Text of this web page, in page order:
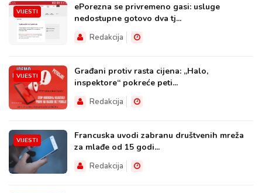
VIJESTI
ePorezna se privremeno gasi: usluge
nedostupne gotovo dva tj...
Redakcija
VIJESTI
Građani protiv rasta cijena: „Halo,
inspektore“ pokreće peti...
Redakcija
VIJESTI
Francuska uvodi zabranu društvenih mreža
za mlađe od 15 godi...
Redakcija